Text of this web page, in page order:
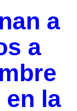
a
a
la